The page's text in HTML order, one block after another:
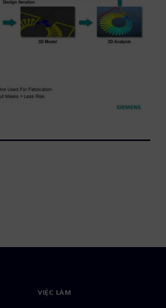
VIỆC LÀM